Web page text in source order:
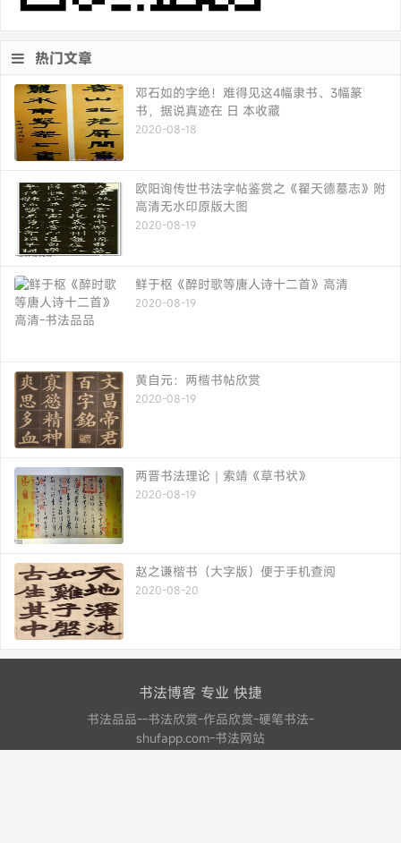
热门文章
邓石如的字绝！难得见这4幅隶书、3幅篆
书，据说真迹在 日 本收藏
2020-08-18
欧阳询传世书法字帖鉴赏之《翟天德墓志》附
高清无水印原版大图
2020-08-19
鲜于枢《醉时歌等唐人诗十二首》高清
2020-08-19
黄自元：两楷书帖欣赏
2020-08-19
两晋书法理论｜索靖《草书状》
2020-08-19
赵之谦楷书（大字版）便于手机查阅
2020-08-20
书法博客 专业 快捷
书法品品--书法欣赏-作品欣赏-硬笔书法-
shufapp.com-书法网站